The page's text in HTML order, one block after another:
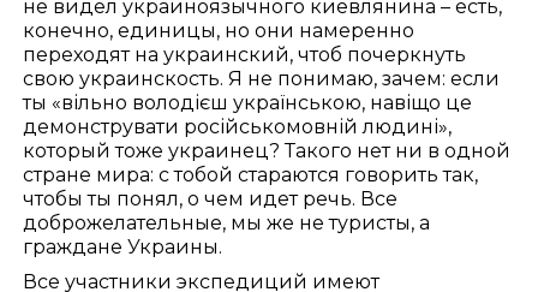
не видел украиноязычного киевлянина – есть,
конечно, единицы, но они намеренно
переходят на украинский, чтоб почеркнуть
свою украинскость. Я не понимаю, зачем: если
ты «вільно володієш українською, навіщо це
демонструвати російськомовній людині»,
который тоже украинец? Такого нет ни в одной
стране мира: с тобой стараются говорить так,
чтобы ты понял, о чем идет речь. Все
доброжелательные, мы же не туристы, а
граждане Украины.
Все участники экспедиций имеют